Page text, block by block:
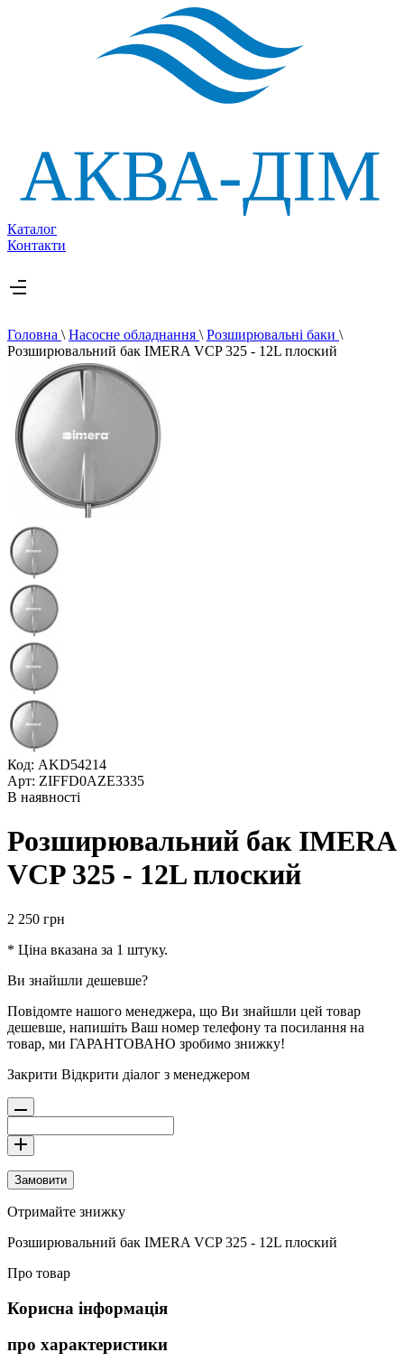
Каталог
Контакти
Головна \ Насосне обладнання \ Розширювальні баки \
Розширювальний бак IMERA VCP 325 - 12L плоский
Код: AKD54214
Арт: ZIFFD0AZE3335
В наявності
Розширювальний бак IMERA
VCP 325 - 12L плоский
2 250 грн
* Ціна вказана за 1 штуку.
Ви знайшли дешевше?
Повідомте нашого менеджера, що Ви знайшли цей товар
дешевше, напишіть Ваш номер телефону та посилання на
товар, ми ГАРАНТОВАНО зробимо знижку!
Закрити Відкрити діалог з менеджером
Замовити
Отримайте знижку
Розширювальний бак IMERA VCP 325 - 12L плоский
Про товар
Корисна інформація
про характеристики